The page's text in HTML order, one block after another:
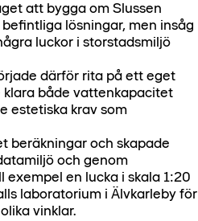
att bygga om Slussen
lösningar, men insåg
luckor i storstadsmiljö
därför rita på ett eget
klara både vattenkapacitet
estetiska krav som
beräkningar och skapade
och genom
exempel en lucka i skala 1:20
laboratorium i Älvkarleby för
vinklar.